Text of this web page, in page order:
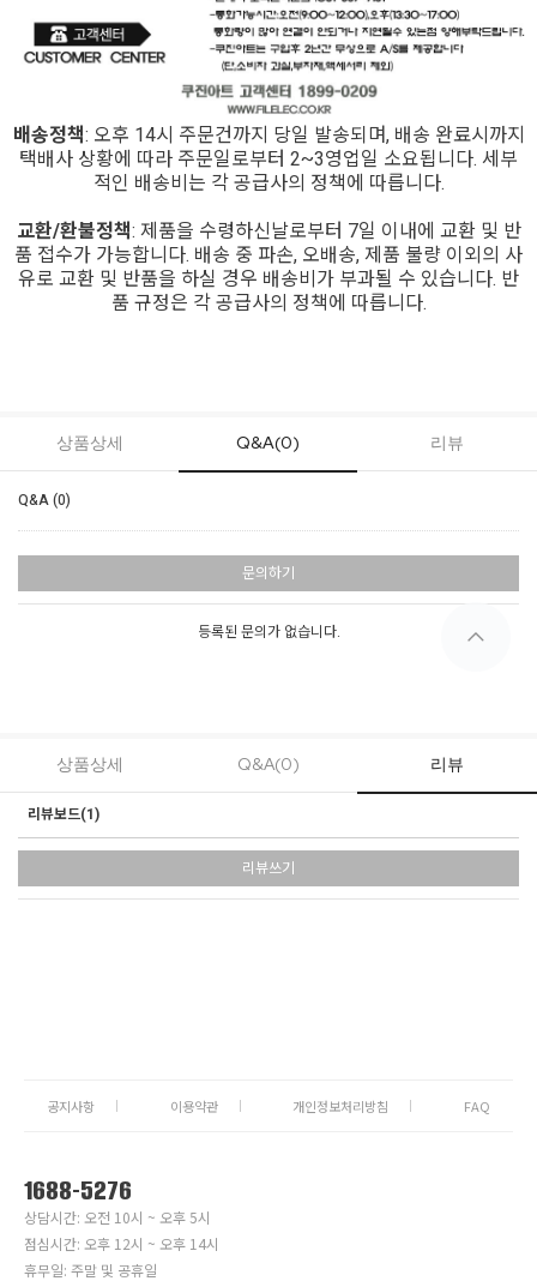
배송정책: 오후 14시 주문건까지 당일 발송되며, 배송 완료시까지
택배사 상황에 따라 주문일로부터 2~3영업일 소요됩니다. 세부
적인 배송비는 각 공급사의 정책에 따릅니다.
교환/환불정책: 제품을 수령하신날로부터 7일 이내에 교환 및 반
품 접수가 가능합니다. 배송 중 파손, 오배송, 제품 불량 이외의 사
유로 교환 및 반품을 하실 경우 배송비가 부과될 수 있습니다. 반
품 규정은 각 공급사의 정책에 따릅니다.
상품상세 Q&A(0) 리뷰
Q&A (0)
문의하기
등록된 문의가 없습니다.
상품상세 Q&A(0) 리뷰
리뷰보드(1)
리뷰쓰기
공지사항 이용약관 개인정보처리방침 FAQ
1688-5276
상담시간: 오전 10시 ~ 오후 5시
점심시간: 오후 12시 ~ 오후 14시
휴무일: 주말 및 공휴일